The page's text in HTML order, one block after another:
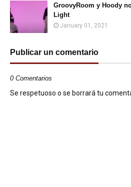
GroovyRoom y Hoody
Light
January 01, 2021
Publicar un comentario
0 Comentarios
Se respetuoso o se borrará tu